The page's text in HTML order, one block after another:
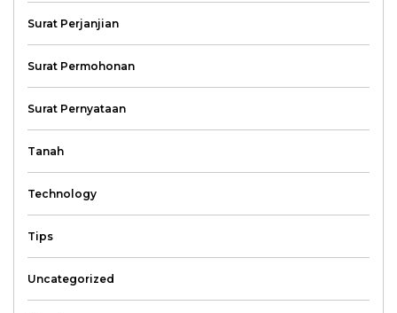
Surat Perjanjian
Surat Permohonan
Surat Pernyataan
Tanah
Technology
Tips
Uncategorized